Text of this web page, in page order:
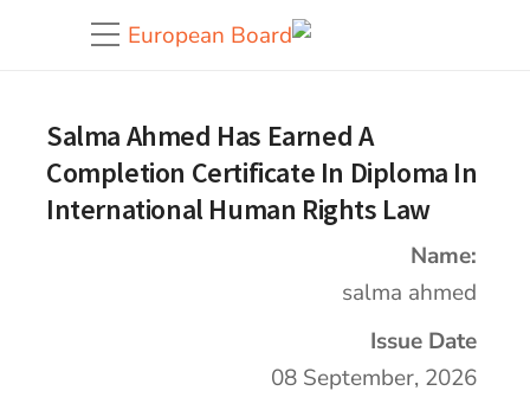
Salma Ahmed Has Earned A
Completion Certificate In Diploma In
International Human Rights Law
Name:
salma ahmed
Issue Date
08 September, 2026